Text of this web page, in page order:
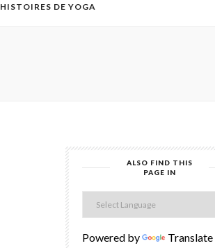
HISTOIRES DE YOGA
ALSO FIND THIS
PAGE IN
Powered by Translate